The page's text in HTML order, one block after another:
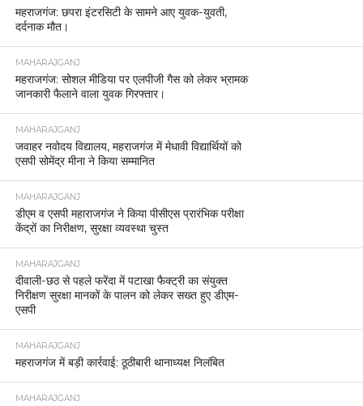
महराजगंज: छपरा इंटरसिटी के सामने आए युवक-युवती,
दर्दनाक मौत।
MAHARAJGANJ
महराजगंज: सोशल मीडिया पर एलपीजी गैस को लेकर भ्रामक
जानकारी फैलाने वाला युवक गिरफ्तार।
MAHARAJGANJ
जवाहर नवोदय विद्यालय, महराजगंज में मेधावी विद्यार्थियों को
एसपी सोमेंद्र मीना ने किया सम्मानित
MAHARAJGANJ
डीएम व एसपी महाराजगंज ने किया पीसीएस प्रारंभिक परीक्षा
केंद्रों का निरीक्षण, सुरक्षा व्यवस्था चुस्त
MAHARAJGANJ
दीवाली-छठ से पहले फरेंदा में पटाखा फैक्ट्री का संयुक्त
निरीक्षण सुरक्षा मानकों के पालन को लेकर सख्त हुए डीएम-
एसपी
MAHARAJGANJ
महराजगंज में बड़ी कार्रवाई: ठूठीबारी थानाध्यक्ष निलंबित
MAHARAJGANJ